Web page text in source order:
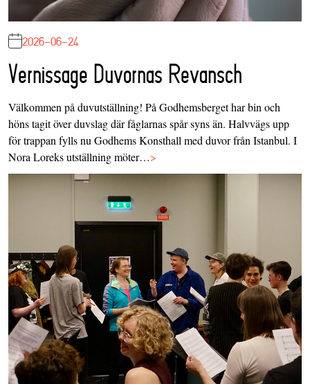
2026-06-24
Vernissage Duvornas Revansch
Välkommen på duvutställning! På Godhemsberget har bin och
höns tagit över duvslag där fåglarnas spår syns än. Halvvägs upp
för trappan fylls nu Godhems Konsthall med duvor från Istanbul. I
Nora Loreks utställning möter…>